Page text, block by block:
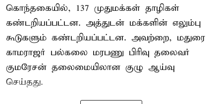
கொந்தகையில், 137 முதுமக்கள் தாழிகள்
கண்டறியப்பட்டன. அத்துடன் மக்களின் எலும்பு
கூடுகளும் கண்டறியப்பட்டன. அவற்றை, மதுரை
காமராஜர் பல்கலை மரபணு பிரிவு தலைவர்
குமரேசன் தலைமையிலான குழு ஆய்வு
செய்தது.